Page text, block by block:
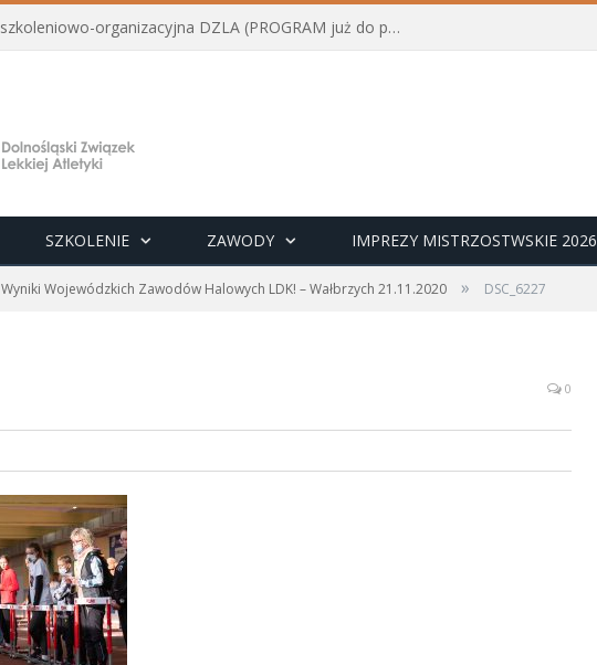
Konferencja szkoleniowo-organizacyjna DZLA (PROGRAM już do pobrania)
SZKOLENIE ZAWODY IMPREZY MISTRZOSTWSKIE 2026
Wyniki Wojewódzkich Zawodów Halowych LDK! – Wałbrzych 21.11.2020 » DSC_6227
0